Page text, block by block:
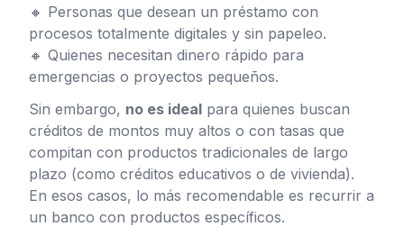
🔸 Personas que desean un préstamo con
procesos totalmente digitales y sin papeleo.
🔸 Quienes necesitan dinero rápido para
emergencias o proyectos pequeños.
Sin embargo, no es ideal para quienes buscan
créditos de montos muy altos o con tasas que
compitan con productos tradicionales de largo
plazo (como créditos educativos o de vivienda).
En esos casos, lo más recomendable es recurrir a
un banco con productos específicos.